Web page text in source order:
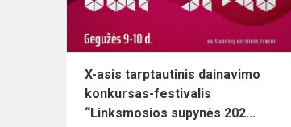
X-asis tarptautinis dainavimo
konkursas-festivalis
“Linksmosios supynės 202...